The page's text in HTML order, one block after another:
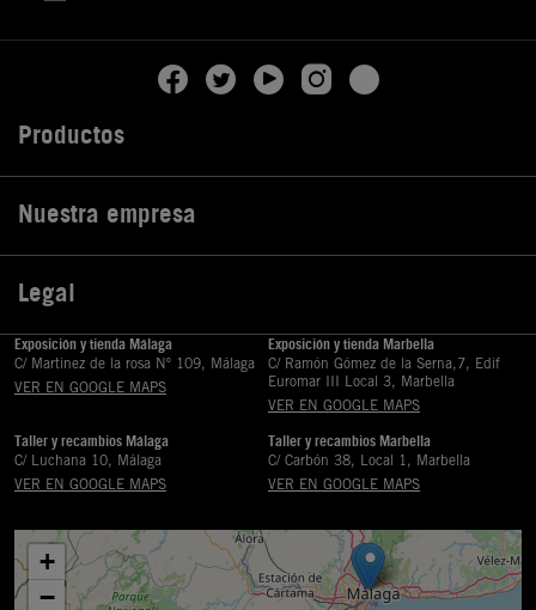
Productos
Nuestra empresa
Legal
Exposición y tienda Málaga
C/ Martinez de la rosa Nº 109, Málaga
VER EN GOOGLE MAPS
Exposición y tienda Marbella
C/ Ramón Gómez de la Serna,7, Edif
Euromar III Local 3, Marbella
VER EN GOOGLE MAPS
Taller y recambios Málaga
C/ Luchana 10, Málaga
VER EN GOOGLE MAPS
Taller y recambios Marbella
C/ Carbón 38, Local 1, Marbella
VER EN GOOGLE MAPS
+
−